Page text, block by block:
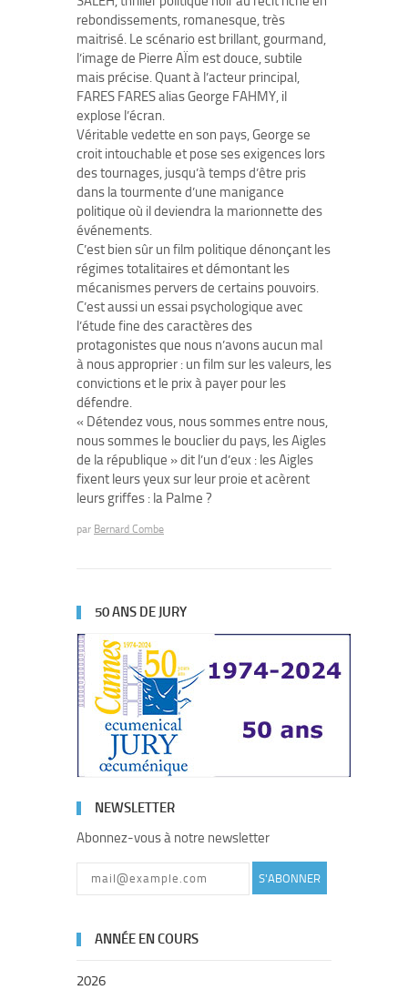
rebondissements, romanesque, très
maitrisé. Le scénario est brillant, gourmand,
l’image de Pierre AÏm est douce, subtile
mais précise. Quant à l’acteur principal,
FARES FARES alias George FAHMY, il
explose l’écran.
Véritable vedette en son pays, George se
croit intouchable et pose ses exigences lors
des tournages, jusqu’à temps d’être pris
dans la tourmente d’une manigance
politique où il deviendra la marionnette des
événements.
C’est bien sûr un film politique dénonçant les
régimes totalitaires et démontant les
mécanismes pervers de certains pouvoirs.
C’est aussi un essai psychologique avec
l’étude fine des caractères des
protagonistes que nous n’avons aucun mal
à nous approprier : un film sur les valeurs, les
convictions et le prix à payer pour les
défendre.
« Détendez vous, nous sommes entre nous,
nous sommes le bouclier du pays, les Aigles
de la république » dit l’un d’eux : les Aigles
fixent leurs yeux sur leur proie et acèrent
leurs griffes : la Palme ?
par Bernard Combe
50 ANS DE JURY
NEWSLETTER
Abonnez-vous à notre newsletter
S'ABONNER
ANNÉE EN COURS
2026